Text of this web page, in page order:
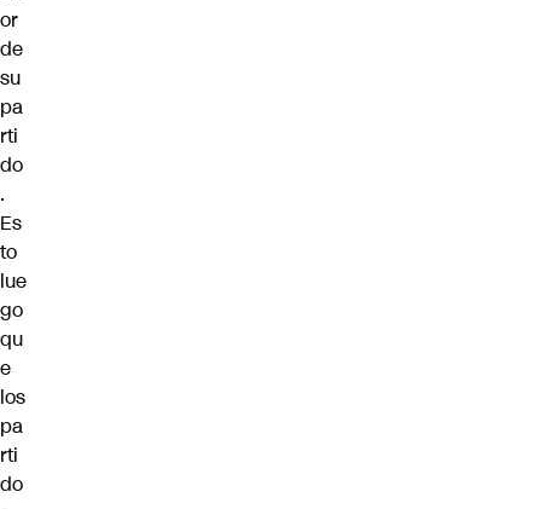
or
de
su
pa
rti
do
.
Es
to
lue
go
qu
e
los
pa
rti
do